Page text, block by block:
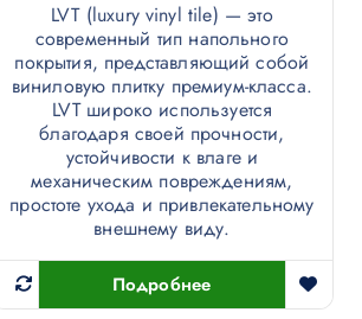
LVT (luxury vinyl tile) — это
современный тип напольного
покрытия, представляющий собой
виниловую плитку премиум-класса.
LVT широко используется
благодаря своей прочности,
устойчивости к влаге и
механическим повреждениям,
простоте ухода и привлекательному
внешнему виду.
Подробнее